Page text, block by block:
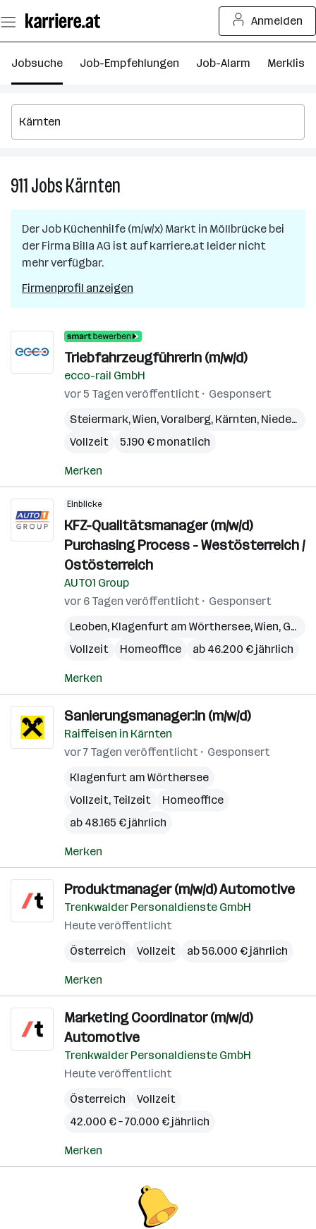
Seiteninhalt
springen
Anmelden
Jobsuche Job-Empfehlungen Job-Alarm Merkliste
911JobsKärnten
Kärnten
Der Job Küchenhilfe (m/w/x) Markt in Möllbrücke bei
der Firma Billa AG ist auf karriere.at leider nicht
mehr verfügbar.
Firmenprofil anzeigen
TriebfahrzeugführerIn (m/w/d)
ecco-rail GmbH
vor 5 Tagen veröffentlicht
Gesponsert
Steiermark,Wien,Voralberg, Kärnten, Niederösterreich
Vollzeit
5.190 € monatlich
Merken
Einblicke
KFZ-Qualitätsmanager (m/w/d)
Purchasing Process - Westösterreich /
Ostösterreich
AUTO1 Group
vor 6 Tagen veröffentlicht
Gesponsert
Leoben, Klagenfurt am Wörthersee,Wien, Graz
Vollzeit
Homeoffice ab 46.200 € jährlich
Merken
Sanierungsmanager:in (m/w/d)
Raiffeisen in Kärnten
vor 7 Tagen veröffentlicht
Gesponsert
Klagenfurt am Wörthersee
Vollzeit, Teilzeit
Homeoffice
ab 48.165 € jährlich
Merken
Produktmanager (m/w/d) Automotive
Trenkwalder Personaldienste GmbH
Heute veröffentlicht
Österreich
Vollzeit ab 56.000 € jährlich
Merken
Marketing Coordinator (m/w/d)
Automotive
Trenkwalder Personaldienste GmbH
Heute veröffentlicht
Österreich
Vollzeit
42.000 € – 70.000 € jährlich
Merken